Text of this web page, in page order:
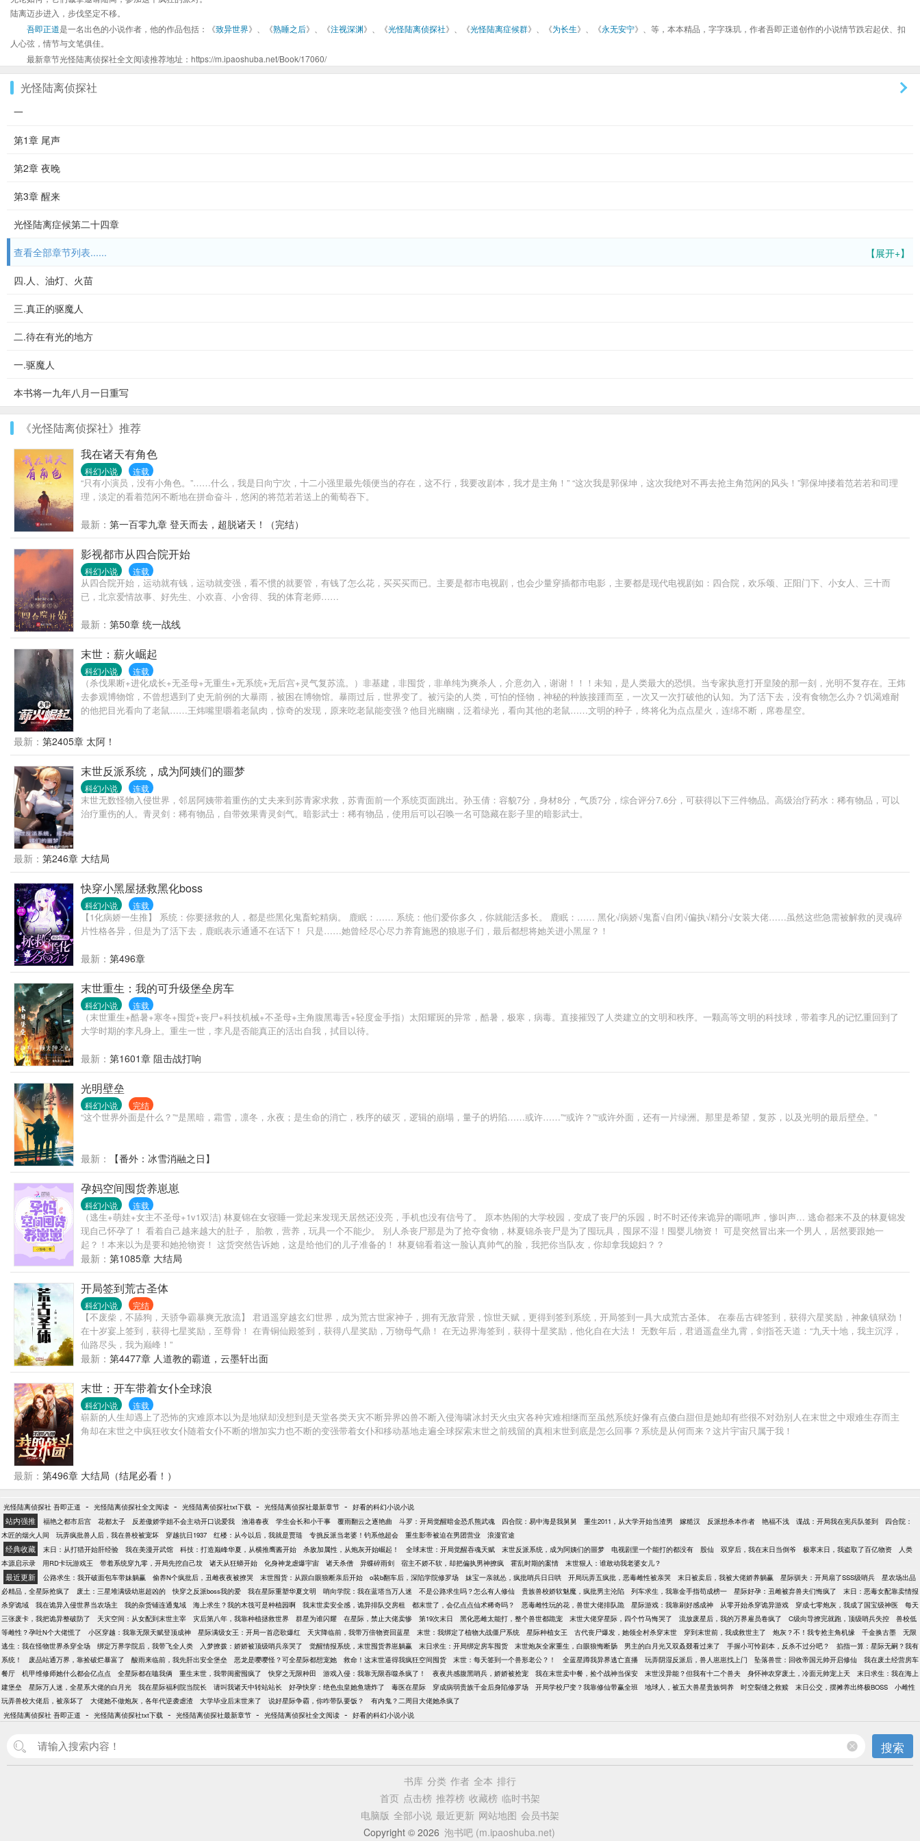
陆离迈步进入，步伐坚定不移。
吾即正道是一名出色的小说作者，他的作品包括：《致异世界》、《熟睡之后》、《注视深渊》、《光怪陆离侦探社》、《光怪陆离症候群》、《为长生》、《永无安宁》、等，本本精品，字字珠玑，作者吾即正道创作的小说情节跌宕起伏、扣
人心弦，情节与文笔俱佳。
最新章节光怪陆离侦探社全文阅读推荐地址：https://m.ipaoshuba.net/Book/17060/
光怪陆离侦探社
一
第1章 尾声
第2章 夜晚
第3章 醒来
光怪陆离症候第二十四章
【展开+】
查看全部章节列表......
四.人、油灯、火苗
三.真正的驱魔人
二.待在有光的地方
一.驱魔人
本书将一九年八月一日重写
《光怪陆离侦探社》推荐
我在诸天有角色
科幻小说 连载
“只有小演员，没有小角色。”……什么，我是日向宁次，十二小强里最先领便当的存在，这不行，我要改剧本，我才是主角！” “这次我是郭保坤，这次我绝对不再去抢主角范闲的风头！”郭保坤搂着范若若和司理
理，淡定的看着范闲不断地在拼命奋斗，悠闲的将范若若送上的葡萄吞下。
最新： 第一百零九章 登天而去，超脱诸天！（完结）
影视都市从四合院开始
科幻小说 连载
从四合院开始，运动就有钱，运动就变强，看不惯的就要管，有钱了怎么花，买买买而已。主要是都市电视剧，也会少量穿插都市电影，主要都是现代电视剧如：四合院，欢乐颂、正阳门下、小女人、三十而
已，北京爱情故事、好先生、小欢喜、小舍得、我的体育老师……
最新： 第50章 统一战线
末世：薪火崛起
科幻小说 连载
（杀伐果断+进化成长+无圣母+无重生+无系统+无后宫+灵气复苏流。）非基建，非囤货，非单纯为爽杀人，介意勿入，谢谢！！！未知，是人类最大的恐惧。当专家执意打开皇陵的那一刻，光明不复存在。王炜
去参观博物馆，不曾想遇到了史无前例的大暴雨，被困在博物馆。暴雨过后，世界变了。被污染的人类，可怕的怪物，神秘的种族接踵而至，一次又一次打破他的认知。为了活下去，没有食物怎么办？饥渴难耐
的他把目光看向了老鼠……王炜嘴里嚼着老鼠肉，惊奇的发现，原来吃老鼠能变强？他目光幽幽，泛着绿光，看向其他的老鼠……文明的种子，终将化为点点星火，连绵不断，席卷星空。
最新： 第2405章 太阿！
末世反派系统，成为阿姨们的噩梦
科幻小说 连载
末世无数怪物入侵世界，邻居阿姨带着重伤的丈夫来到苏青家求救，苏青面前一个系统页面跳出。孙玉倩：容貌7分，身材8分，气质7分，综合评分7.6分，可获得以下三件物品。高级治疗药水：稀有物品，可以
治疗重伤的人。青灵剑：稀有物品，自带效果青灵剑气。暗影武士：稀有物品，使用后可以召唤一名可隐藏在影子里的暗影武士。
最新： 第246章 大结局
快穿小黑屋拯救黑化boss
科幻小说 连载
【1化病娇一生推】 系统：你要拯救的人，都是些黑化鬼畜蛇精病。 鹿眠：…… 系统：他们爱你多久，你就能活多长。 鹿眠：…… 黑化√病娇√鬼畜√自闭√偏执√精分√女装大佬……虽然这些急需被解救的灵魂碎
片性格各异，但是为了活下去，鹿眠表示通通不在话下！ 只是……她曾经尽心尽力养育施恩的狼崽子们，最后都想将她关进小黑屋？！
最新： 第496章
末世重生：我的可升级堡垒房车
科幻小说 连载
（末世重生+酷暑+寒冬+囤货+丧尸+科技机械+不圣母+主角腹黑毒舌+轻度金手指）太阳耀斑的异常，酷暑，极寒，病毒。直接摧毁了人类建立的文明和秩序。一颗高等文明的科技球，带着李凡的记忆重回到了
大学时期的李凡身上。重生一世，李凡是否能真正的活出自我，拭目以待。
最新： 第1601章 阻击战打响
光明壁垒
科幻小说 完结
“这个世界外面是什么？”“是黑暗，霜雪，凛冬，永夜；是生命的消亡，秩序的破灭，逻辑的崩塌，量子的坍陷……或许……”“或许？”“或许外面，还有一片绿洲。那里是希望，复苏，以及光明的最后壁垒。”
最新： 【番外：冰雪消融之日】
孕妈空间囤货养崽崽
科幻小说 连载
（逃生+萌娃+女主不圣母+1v1双洁) 林夏锦在女寝睡一觉起来发现天居然还没亮，手机也没有信号了。 原本热闹的大学校园，变成了丧尸的乐园，时不时还传来诡异的嘶吼声，惨叫声… 逃命都来不及的林夏锦发
现自己怀孕了！ 看着自己越来越大的肚子， 胎教，营养，玩具一个不能少。 别人杀丧尸那是为了抢夺食物，林夏锦杀丧尸是为了囤玩具，囤尿不湿！囤婴儿物资！ 可是突然冒出来一个男人，居然要跟她一
起？！本来以为是要和她抢物资！ 这货突然告诉她，这是给他们的儿子准备的！ 林夏锦看着这一脸认真帅气的脸，我把你当队友，你却拿我媳妇？？
最新： 第1085章 大结局
开局签到荒古圣体
科幻小说 完结
【不废柴，不舔狗，天骄争霸暴爽无敌流】 君逍遥穿越玄幻世界，成为荒古世家神子，拥有无敌背景，惊世天赋，更得到签到系统，开局签到一具大成荒古圣体。 在泰岳古碑签到，获得六星奖励，神象镇狱劲！
在十岁宴上签到，获得七星奖励，至尊骨！ 在青铜仙殿签到，获得八星奖励，万物母气鼎！ 在无边界海签到，获得十星奖励，他化自在大法！ 无数年后，君逍遥盘坐九霄，剑指苍天道：“九天十地，我主沉浮，
仙路尽头，我为巅峰！”
最新： 第4477章 人道教的霸道，云墨轩出面
末世：开车带着女仆全球浪
科幻小说 连载
崭新的人生却遇上了恐怖的灾难原本以为是地狱却没想到是天堂各类天灾不断异界凶兽不断入侵海啸冰封天火虫灾各种灾难相继而至虽然系统好像有点傻白甜但是她却有些很不对劲别人在末世之中艰难生存而主
角却在末世之中疯狂收女仆随着女仆不断的增加实力也不断的变强带着女仆和移动基地走遍全球探索末世之前残留的真相末世到底是怎么回事？系统是从何而来？这片宇宙只属于我！
最新： 第496章 大结局（结尾必看！）
光怪陆离侦探社 吾即正道 - 光怪陆离侦探社全文阅读 - 光怪陆离侦探社txt下载 - 光怪陆离侦探社最新章节 - 好看的科幻小说小说
站内强推 福艳之都市后宫 花都太子 反差傲娇学姐不会主动开口说爱我 渔港春夜 学生会长和小干事 覆雨翻云之逐艳曲 斗罗：开局觉醒暗金恐爪熊武魂 四合院：易中海是我舅舅 重生2011，从大学开始当渣男 嫁糙汉 反派想杀本作者 艳福不浅 谍战：开局我在宪兵队签到
四合院：
木匠的烟火人间
玩弄疯批兽人后，我在兽校被宠坏 穿越抗日1937 红楼：从今以后，我就是贾琏 专挑反派当老婆！钓系他超会 重生影帝被迫在男团营业 浪漫官途
经典收藏 末日：从打猎开始肝经验 我在美漫开武馆 科技：打造巅峰华夏，从横推鹰酱开始 杀敌加属性，从炮灰开始崛起！ 全球末世：开局觉醒吞魂天赋 末世反派系统，成为阿姨们的噩梦 电视剧里一个能打的都没有 股仙 双穿后，我在末日当倒爷 极寒末日，我盗取了百亿物资
人类
本源启示录
用RD卡玩游戏王 带着系统穿九零，开局先挖自己坟 诸天从狂蟒开始 化身神龙虐爆宇宙 诸天杀僧 异蝶碎雨剑 宿主不娇不软，却把偏执男神撩疯 霍乱时期的案情 末世狠人：谁敢动我老婆女儿？
最近更新 公路求生：我开破面包车带妹躺赢 偷养N个疯批后，丑雌夜夜被撩哭 末世囤货：从跟白眼狼断亲后开始 o装b翻车后，深陷学院修罗场 妹宝一亲就怂，疯批哨兵日日哄 开局玩弄五疯批，恶毒雌性被亲哭 末日被卖后，我被大佬娇养躺赢 星际驯夫：开局扇了SSS级哨兵
星农场出品
必精品，全星际抢疯了
废土：三星堆满级幼崽超凶的 快穿之反派boss我的爱 我在星际重塑华夏文明 哨向学院：我在蓝塔当万人迷 不是公路求生吗？怎么有人修仙 贵族兽校娇软魅魔，疯批男主沦陷 列车求生，我靠金手指苟成榜一 星际好孕：丑雌被弃兽夫们悔疯了
末日：恶毒女配靠卖情报
杀穿诡域
我在诡异入侵世界当农场主 我的杂货铺连通鬼域 海上求生？我的木筏可是种植园啊 我末世卖安全感，诡异排队交房租 都末世了，会亿点点仙术稀奇吗？ 恶毒雌性玩的花，兽世大佬排队跪 星际游戏：我靠刷好感成神 从零开始杀穿诡异游戏 穿成七零炮灰，我成了国宝级神医
每天
三张废卡，我把诡异整破防了
天灾空间：从女配到末世主宰 灾后第八年，我靠种植拯救世界 群星为谁闪耀 在星际，禁止大佬卖惨 第19次末日 黑化恶雌太能打，整个兽世都跪宠 末世大佬穿星际，四个竹马悔哭了 流放废星后，我的万界雇员卷疯了 C级向导撩完就跑，顶级哨兵失控
兽校低
等雌性？孕吐N个大佬慌了
小区穿越：我靠无限天赋登顶成神 星际满级女王：开局一首恋歌爆红 天灾降临前，我带万倍物资回蓝星 末世：我绑定了植物大战僵尸系统 星际种植女王 古代丧尸爆发，她领全村杀穿末世 穿到末世前，我成救世主了 炮灰？不！我专抢主角机缘 千金换古墨
无限
逃生：我在怪物世界杀穿全场
绑定万界学院后，我带飞全人类 入梦撩拨：娇娇被顶级哨兵亲哭了 觉醒情报系统，末世囤货养崽躺赢 末日求生：开局绑定房车囤货 末世炮灰全家重生，白眼狼悔断肠 男主的白月光又双叒叕看过来了 手握小可怜剧本，反杀不过分吧？
掐指一算：星际无嗣？我有
系统！
废品站通万界，靠捡破烂暴富了 酸雨来临前，我先肝出安全堡垒 恶龙是嘤嘤怪？可全星际都想宠她 救命！这末世逼得我疯狂空间囤货 末世：每天签到一个兽形老公？！ 全蓝星蹲我异界逃亡直播 玩弄阴湿反派后，兽人崽崽找上门 坠落兽世：回收帝国元帅开启修仙
我在废土经营房车
餐厅
机甲维修师她什么都会亿点点 全星际都在嗑我俩 重生末世，我带闺蜜囤疯了 快穿之无限种田 游戏入侵：我靠无限吞噬杀疯了！ 夜夜共感腹黑哨兵，娇娇被抢宠 我在末世卖中餐，捡个战神当保安 末世没异能？但我有十二个兽夫 身怀神农穿废土，冷面元帅宠上天
末日求生：我在海上
建堡垒
星际万人迷，全星系大佬的白月光 我在星际福利院当院长 请叫我诸天中转站站长 好孕快穿：绝色虫皇她鱼塘炸了 毒医在星际 穿成病弱贵族千金后身陷修罗场 开局学校尸变？我靠修仙带赢全班 地球人，被五大兽星贵族饲养 时空裂缝之救赎 末日公交，摆摊养出终极BOSS
小雌性
玩弄兽校大佬后，被亲坏了
大佬她不做炮灰，各年代逆袭虐渣 大学毕业后末世来了 说好星际争霸，你咋带队要饭？
有内鬼？二周目大佬她杀疯了
光怪陆离侦探社 吾即正道 - 光怪陆离侦探社txt下载 - 光怪陆离侦探社最新章节 - 光怪陆离侦探社全文阅读 - 好看的科幻小说小说
搜索
书库 分类 作者 全本 排行
首页 点击榜 推荐榜 收藏榜 临时书架
电脑版 全部小说 最近更新 网站地图 会员书架
Copyright © 2026 泡书吧 (m.ipaoshuba.net)